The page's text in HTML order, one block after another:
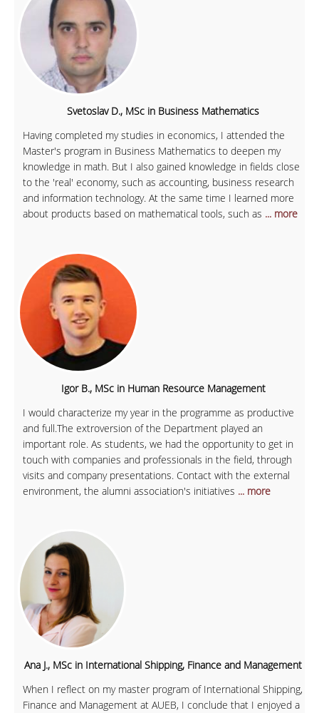
Svetoslav D., MSc in Business Mathematics
Having completed my studies in economics, I attended the
Master's program in Business Mathematics to deepen my
knowledge in math. But I also gained knowledge in fields close
to the 'real' economy, such as accounting, business research
and information technology. At the same time I learned more
about products based on mathematical tools, such as ... more
Igor B., MSc in Human Resource Management
I would characterize my year in the programme as productive
and full.The extroversion of the Department played an
important role. As students, we had the opportunity to get in
touch with companies and professionals in the field, through
visits and company presentations. Contact with the external
environment, the alumni association's initiatives ... more
Ana J., MSc in International Shipping, Finance and Management
When I reflect on my master program of International Shipping,
Finance and Management at AUEB, I conclude that I enjoyed a